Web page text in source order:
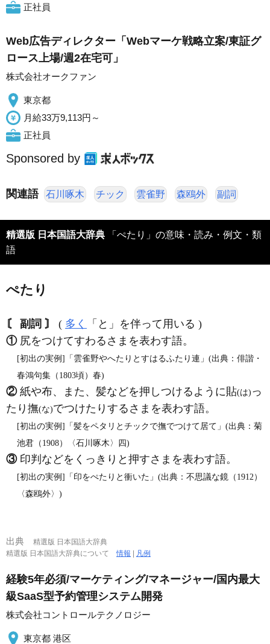
正社員
Web広告ディレクター「Webマーケ戦略立案/東証グ
ロース上場/週2在宅可」
株式会社オークファン
東京都
月給33万9,113円～
正社員
Sponsored by
関連語 石川啄木 チック 雲雀野 森鴎外 副詞
精選版 日本国語大辞典 「ぺたり」の意味・読み・例文・類
語
ぺたり
〘 副詞 〙 ( 多く
「と」を伴って用いる )
①尻をつけてすわるさまを表わす語。
[初出の実例]「雲雀野やへたりとすはるふたり連」(出典：俳諧・
春鴻句集（1803頃）春)
②紙や布、また、髪などを押しつけるように貼(は)っ
たり撫(な)でつけたりするさまを表わす語。
[初出の実例]「髪をペタリとチックで撫でつけて居て」(出典：菊
池君（1908）〈石川啄木〉四)
③印判などをくっきりと押すさまを表わす語。
[初出の実例]「印をぺたりと衝いた」(出典：不思議な鏡（1912）
〈森鴎外〉)
出典
精選版 日本国語大辞典
精選版 日本国語大辞典について情報 | 凡例
経験5年必須/マーケティング/マネージャー/国内最大
級SaaS型予約管理システム開発
株式会社コントロールテクノロジー
東京都 港区